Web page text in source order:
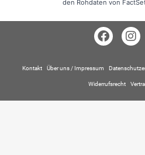
den Rohdaten von
Kontakt Über uns / Impressum
Widerrufsrecht